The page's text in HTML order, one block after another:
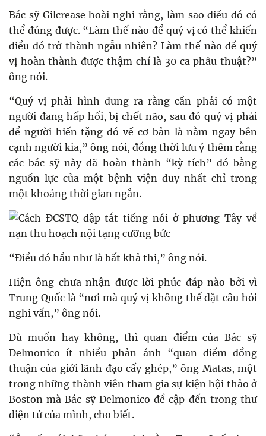
Bác sỹ Gilcrease hoài nghi rằng, làm sao điều đó có
thể đúng được. “Làm thế nào để quý vị có thể khiến
điều đó trở thành ngẫu nhiên? Làm thế nào để quý
vị hoàn thành được thậm chí là 30 ca phẫu thuật?”
ông nói.
“Quý vị phải hình dung ra rằng cần phải có một
người đang hấp hối, bị chết não, sau đó quý vị phải
để người hiến tặng đó về cơ bản là nằm ngay bên
cạnh người kia,” ông nói, đồng thời lưu ý thêm rằng
các bác sỹ này đã hoàn thành “kỳ tích” đó bằng
nguồn lực của một bệnh viện duy nhất chỉ trong
một khoảng thời gian ngắn.
“Điều đó hầu như là bất khả thi,” ông nói.
Hiện ông chưa nhận được lời phúc đáp nào bởi vì
Trung Quốc là “nơi mà quý vị không thể đặt câu hỏi
nghi vấn,” ông nói.
Dù muốn hay không, thì quan điểm của Bác sỹ
Delmonico ít nhiều phản ánh “quan điểm đồng
thuận của giới lãnh đạo cấy ghép,” ông Matas, một
trong những thành viên tham gia sự kiện hội thảo ở
Boston mà Bác sỹ Delmonico đề cập đến trong thư
điện tử của mình, cho biết.